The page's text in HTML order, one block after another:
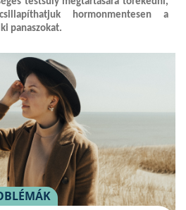
hormonmentesen a
panaszokat.